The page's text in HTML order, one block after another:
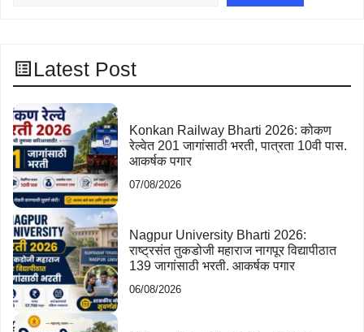
Latest Post
Konkan Railway Bharti 2026: कोकण
रेल्वेत 201 जागांसाठी भरती, पात्रता 10वी पास.
आकर्षक पगार
07/08/2026
Nagpur University Bharti 2026:
राष्ट्रसंत तुकडोजी महाराज नागपूर विद्यापीठात
139 जागांसाठी भरती. आकर्षक पगार
06/08/2026